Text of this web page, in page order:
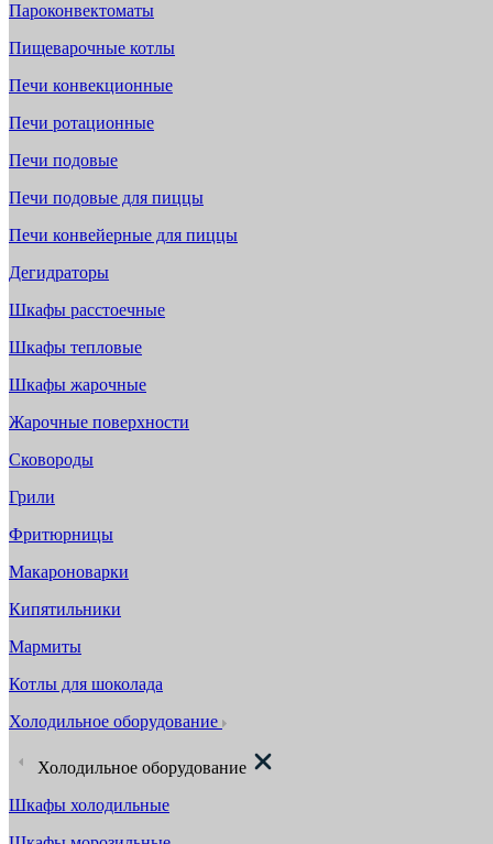
Пароконвектоматы
Пищеварочные котлы
Печи конвекционные
Печи ротационные
Печи подовые
Печи подовые для пиццы
Печи конвейерные для пиццы
Дегидраторы
Шкафы расстоечные
Шкафы тепловые
Шкафы жарочные
Жарочные поверхности
Сковороды
Грили
Фритюрницы
Макароноварки
Кипятильники
Мармиты
Котлы для шоколада
Холодильное оборудование
Холодильное оборудование
Шкафы холодильные